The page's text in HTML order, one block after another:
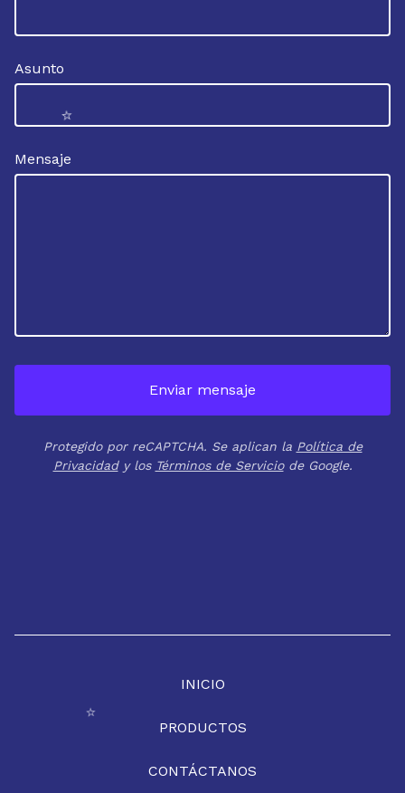
Asunto
Mensaje
Enviar mensaje
Protegido por reCAPTCHA. Se aplican la Política de
Privacidady los Términos de Serviciode Google.
INICIO
PRODUCTOS
CONTÁCTANOS
⭐️